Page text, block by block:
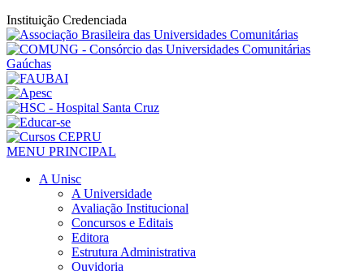
Instituição Credenciada
MENU PRINCIPAL
A Unisc
A Universidade
Avaliação Institucional
Concursos e Editais
Editora
Estrutura Administrativa
Ouvidoria